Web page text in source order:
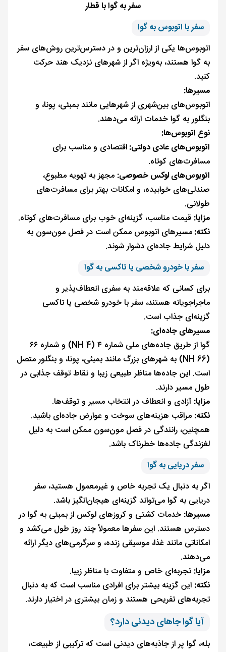
سفر به گوا با قطار
سفر با اتوبوس به گوا
اتوبوس‌ها یکی از ارزان‌ترین و در دسترس‌ترین روش‌های سفر
به گوا هستند، به‌ویژه اگر از شهرهای نزدیک هند حرکت
کنید.
مسیرها:
اتوبوس‌های بین‌شهری از شهرهایی مانند بمبئی، پونا، و
بنگلور به گوا خدمات ارائه می‌دهند.
نوع اتوبوس‌ها:
اتوبوس‌های عادی دولتی:اقتصادی و مناسب برای
مسافرت‌های کوتاه.
اتوبوس‌های لوکس خصوصی: مجهز به تهویه مطبوع،
صندلی‌های خوابیده، و امکانات بهتر برای مسافرت‌های
طولانی.
مزایا: قیمت مناسب، گزینه‌ای خوب برای مسافرت‌های کوتاه.
نکته:مسیرهای اتوبوس ممکن است در فصل مون‌سون به
دلیل شرایط جاده‌ای دشوار شوند.
سفر با خودرو شخصی یا تاکسی به گوا
برای کسانی که علاقه‌مند به سفری انعطاف‌پذیر و
ماجراجویانه هستند، سفر با خودرو شخصی یا تاکسی
گزینه‌ای جذاب است.
مسیرهای جاده‌ای:
گوا از طریق جاده‌های ملی شماره ۴ (NH 4) و شماره ۶۶
(NH 66) به شهرهای بزرگ مانند بمبئی، پونا، و بنگلور متصل
است. این جاده‌ها مناظر طبیعی زیبا و نقاط توقف جذابی در
طول مسیر دارند.
مزایا: آزادی و انعطاف در انتخاب مسیر و توقف‌ها.
نکته: مراقب هزینه‌های سوخت و عوارض جاده‌ای باشید.
همچنین، رانندگی در فصل مون‌سون ممکن است به دلیل
لغزندگی جاده‌ها خطرناک باشد.
سفر دریایی به گوا
اگر به دنبال یک تجربه خاص و غیرمعمول هستید، سفر
دریایی به گوا می‌تواند گزینه‌ای هیجان‌انگیز باشد.
مسیرها: خدمات کشتی و کروزهای لوکس از بمبئی به گوا در
دسترس هستند. این سفرها معمولاً چند روز طول می‌کشد و
امکاناتی مانند غذا، موسیقی زنده، و سرگرمی‌های دیگر ارائه
می‌دهند.
مزایا:تجربه‌ای خاص و متفاوت با مناظر زیبا.
نکته: این گزینه بیشتر برای افرادی مناسب است که به دنبال
تجربه‌های تفریحی هستند و زمان بیشتری در اختیار دارند.
آیا گوا جاهای دیدنی دارد؟
بله، گوا پر از جاذبه‌های دیدنی است که ترکیبی از طبیعت،